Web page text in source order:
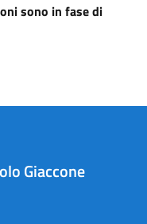
sono in fase di
Giaccone